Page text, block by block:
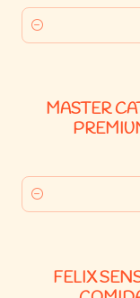
Cantidad
MASTER
Cantidad
FELIX